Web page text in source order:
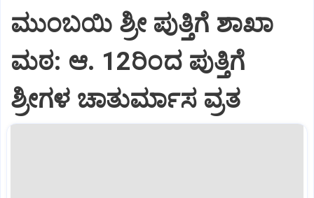
ಮುಂಬಯಿ ಶ್ರೀ ಪುತ್ತಿಗೆ ಶಾಖಾ
ಮಠ: ಆ. 12ರಿಂದ ಪುತ್ತಿಗೆ
ಶ್ರೀಗಳ ಚಾತುರ್ಮಾಸ ವ್ರತ